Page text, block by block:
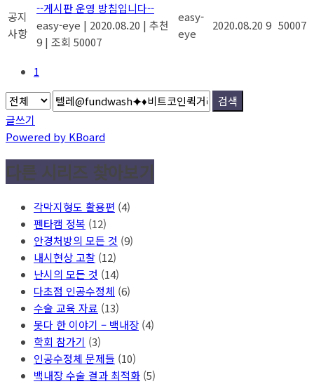
공지
사항
--게시판 운영 방침입니다--
easy-eye | 2020.08.20 | 추천
9 | 조회 50007
easy-
eye
2020.08.20 9 50007
1
검색
글쓰기
Powered by KBoard
다른 시리즈 찾아보기
각막지형도 활용편 (4)
펜타캠 정복 (12)
안경처방의 모든 것 (9)
내시현상 고찰 (12)
난시의 모든 것 (14)
다초점 인공수정체 (6)
수술 교육 자료 (13)
못다 한 이야기 – 백내장 (4)
학회 참가기 (3)
인공수정체 문제들 (10)
백내장 수술 결과 최적화 (5)